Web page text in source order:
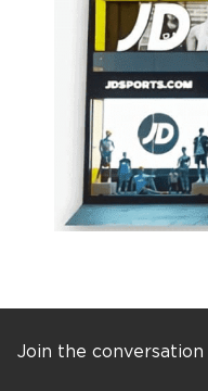
Join the conversation